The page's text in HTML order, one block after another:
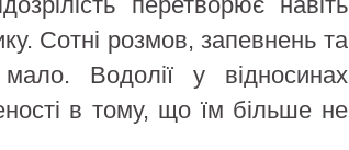
Сотні розмов, запевнень та
Водолії у відносинах
в тому, що їм більше не